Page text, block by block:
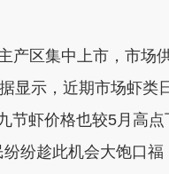
区集中上市，市场供
显示，近期市场虾类
节虾价格也较5月高点
纷趁此机会大饱口福